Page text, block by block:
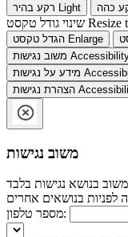
Light
Resize
Enlarge
משוב נגישות
מספר טלפון: